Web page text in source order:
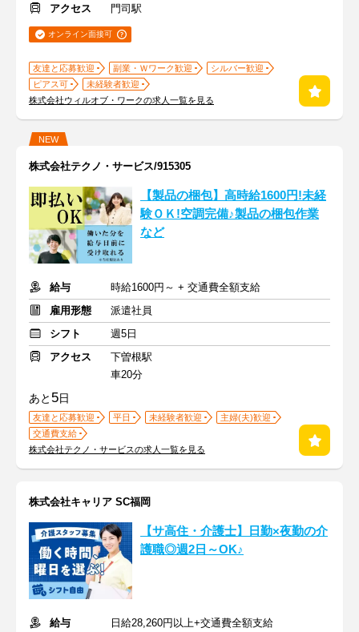
アクセス
門司駅
オンライン面接可
友達と応募歓迎 副業・Ｗワーク歓迎
シルバー歓迎
ピアス可
未経験者歓迎
株式会社ウィルオブ・ワークの求人一覧を見る
NEW
株式会社テクノ・サービス/915305
【製品の梱包】高時給1600円!未経
験ＯＫ!空調完備♪製品の梱包作業
など
給与
時給1600円～ + 交通費全額支給
雇用形態
派遣社員
シフト
週5日
アクセス
下曽根駅
車20分
あと 5日
友達と応募歓迎 平日 未経験者歓迎
主婦(夫)歓迎
交通費支給
株式会社テクノ・サービスの求人一覧を見る
株式会社キャリア SC福岡
【サ高住・介護士】日勤×夜勤の介
護職◎週2日～OK♪
給与
日給28,260円以上+交通費全額支給